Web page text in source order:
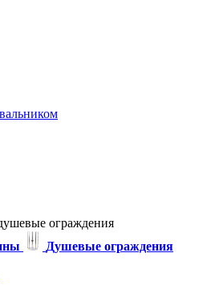
ограждения
Душевые ограждения